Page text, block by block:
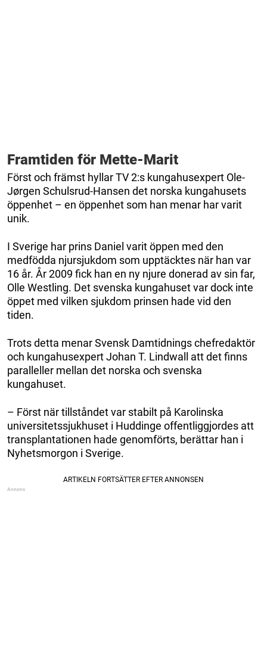
Framtiden för Mette-Marit
Först och främst hyllar TV 2:s kungahusexpert Ole-
Jørgen Schulsrud-Hansen det norska kungahusets
öppenhet – en öppenhet som han menar har varit
unik.
I Sverige har prins Daniel varit öppen med den
medfödda njursjukdom som upptäcktes när han var
16 år. År 2009 fick han en ny njure donerad av sin far,
Olle Westling. Det svenska kungahuset var dock inte
öppet med vilken sjukdom prinsen hade vid den
tiden.
Trots detta menar Svensk Damtidnings chefredaktör
och kungahusexpert Johan T. Lindwall att det finns
paralleller mellan det norska och svenska
kungahuset.
– Först när tillståndet var stabilt på Karolinska
universitetssjukhuset i Huddinge offentliggjordes att
transplantationen hade genomförts, berättar han i
Nyhetsmorgon i Sverige.